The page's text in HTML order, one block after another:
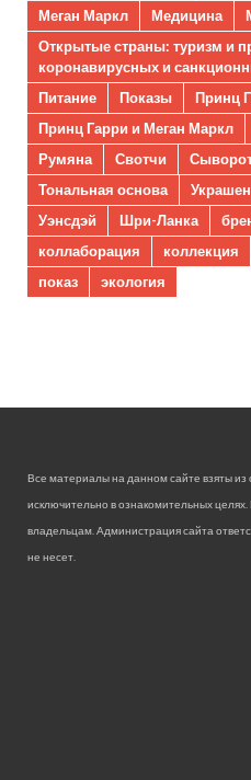
Меган Маркл
Медицина
Открытые страны: туризм и
коронавирусных и
Питание
Показы
Принц
Принц Гарри и Меган Маркл
Румяна
Свотчи
Тональная основа
Уэнсдэй
Шри-Ланка
коллаборация
коллекция
показ
экология
Все материалы на данном сайте взяты из
исключительно в ознакомительных
владельцам. Администрация сайта
не несет.